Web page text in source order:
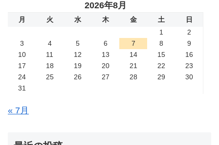
2026年8月
月 火 水 木 金 土
日
1
2
3
4 5 6 7 8
9
10
11 12 13 14 15
16
17
18 19 20 21 22
23
24
25 26 27 28 29
30
31
« 7月